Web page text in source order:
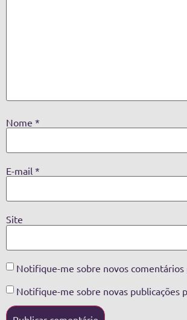
Nome *
E-mail *
Site
Notifique-me sobre novos comentários
Notifique-me sobre novas publicações